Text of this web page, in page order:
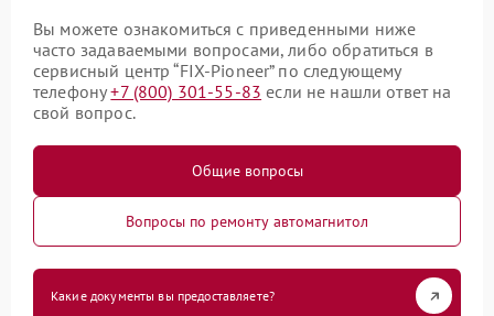
Вы можете ознакомиться с приведенными ниже
часто задаваемыми вопросами, либо обратиться в
сервисный центр “FIX-Pioneer” по следующему
телефону+7 (800) 301-55-83 если не нашли ответ на
свой вопрос.
Общие вопросы
Вопросы по ремонту автомагнитол
Какие документы вы предоставляете?